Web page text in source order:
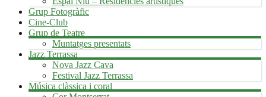
Grup Fotogràfic
Cine-Club
Grup de Teatre
Muntatges presentats
Jazz Terrassa
Nova Jazz Cava
Festival Jazz Terrassa
Música clàssica i coral